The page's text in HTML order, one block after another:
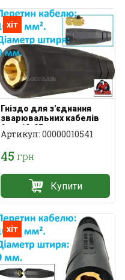
хіт
Гніздо для з'єднання
зварювальних кабелів
9мм 10-25мм²
Артикул: 00000010541
45 грн
Купити
хіт